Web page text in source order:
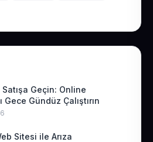
Geçin: Online
Gece Gündüz Çalıştırın
Sitesi ile Arıza